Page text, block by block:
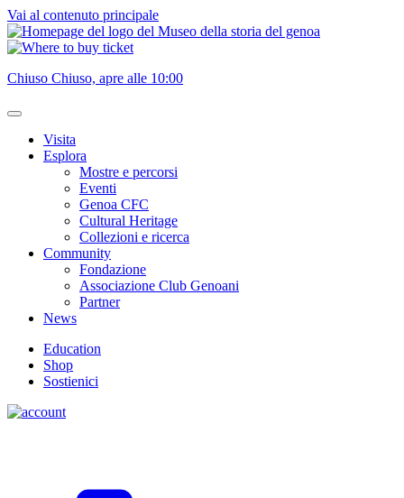
Vai al contenuto principale
Chiuso Chiuso, apre alle 10:00
Visita
Esplora
Mostre e percorsi
Eventi
Genoa CFC
Cultural Heritage
Collezioni e ricerca
Community
Fondazione
Associazione Club Genoani
Partner
News
Education
Shop
Sostienici